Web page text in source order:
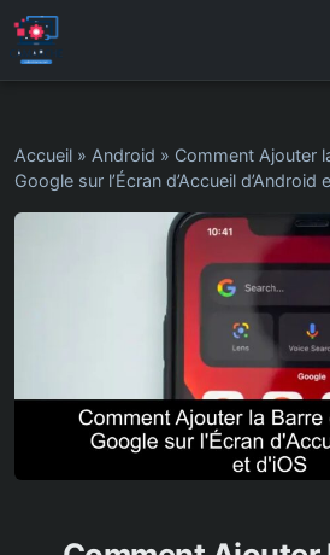
Accueil » Android » Comment Ajouter
Google sur l’Écran d’Accueil d’Android